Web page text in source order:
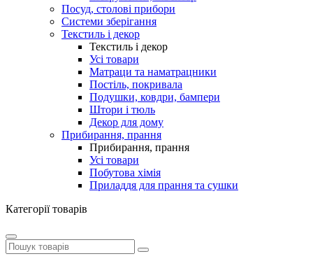
Посуд, столові прибори
Системи зберігання
Текстиль і декор
Текстиль і декор
Усі товари
Матраци та наматрацники
Постіль, покривала
Подушки, ковдри, бампери
Штори і тюль
Декор для дому
Прибирання, прання
Прибирання, прання
Усі товари
Побутова хімія
Приладдя для прання та сушки
Категорії товарів